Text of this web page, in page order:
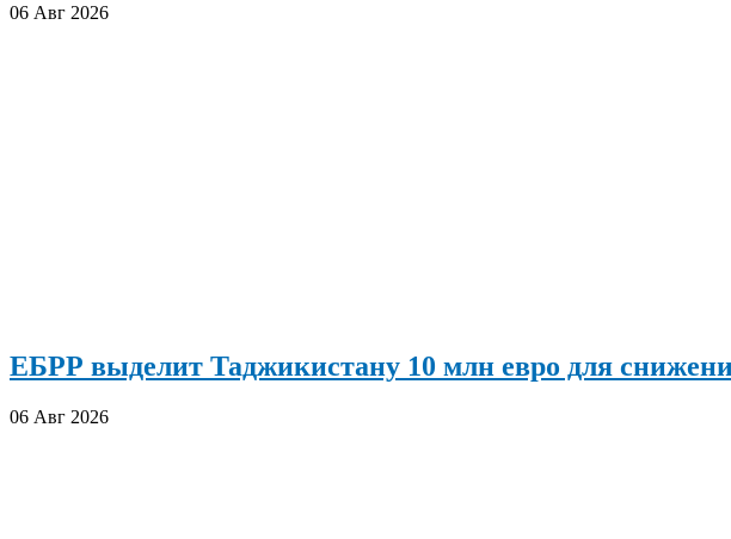
06 Авг 2026
ЕБРР выделит Таджикистану 10 млн евро для
06 Авг 2026